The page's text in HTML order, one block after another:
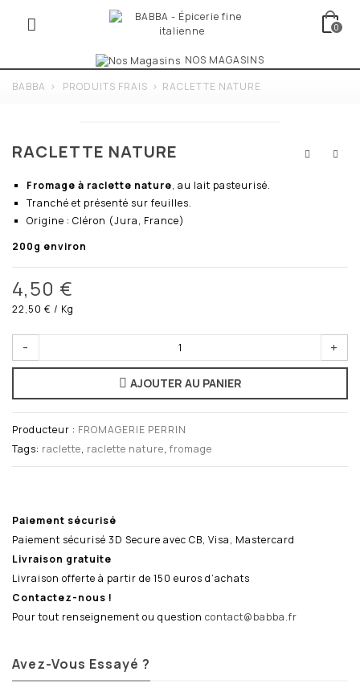
0
NOS MAGASINS
BABBA > PRODUITS FRAIS > RACLETTE NATURE
RACLETTE NATURE
Fromage à raclette nature, au lait pasteurisé.
Tranché et présenté sur feuilles.
Origine : Cléron (Jura, France)
200g environ
4,50 €
22,50 € / Kg
- +
AJOUTER AU PANIER
Producteur : FROMAGERIE PERRIN
Tags: raclette, raclette nature, fromage
Paiement sécurisé
Paiement sécurisé 3D Secure avec CB, Visa, Mastercard
Livraison gratuite
Livraison offerte à partir de 150 euros d’achats
Contactez-nous !
Pour tout renseignement ou question contact@babba.fr
Avez-Vous Essayé ?